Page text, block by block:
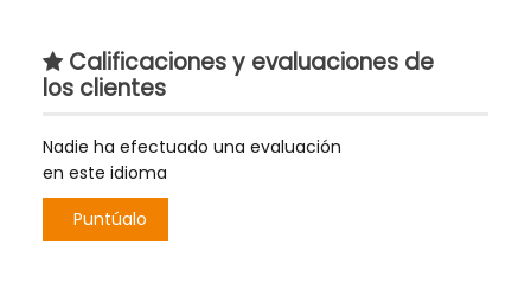
Calificaciones y evaluaciones de
los clientes
Nadie ha efectuado una evaluación
en este idioma
Puntúalo